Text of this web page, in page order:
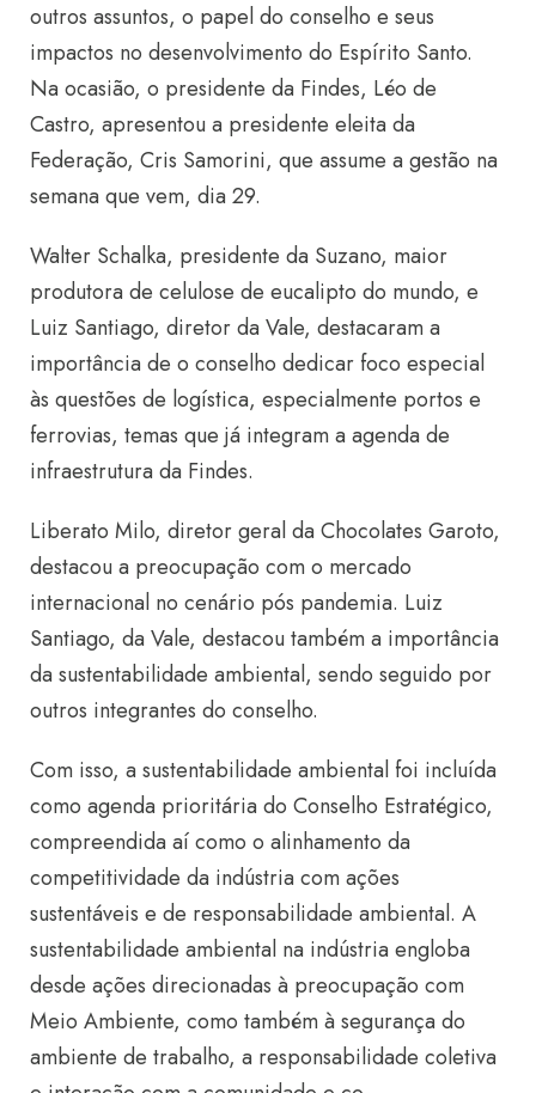
outros assuntos, o papel do conselho e seus
impactos no desenvolvimento do Espírito Santo.
Na ocasião, o presidente da Findes, Léo de
Castro, apresentou a presidente eleita da
Federação, Cris Samorini, que assume a gestão na
semana que vem, dia 29.
Walter Schalka, presidente da Suzano, maior
produtora de celulose de eucalipto do mundo, e
Luiz Santiago, diretor da Vale, destacaram a
importância de o conselho dedicar foco especial
às questões de logística, especialmente portos e
ferrovias, temas que já integram a agenda de
infraestrutura da Findes.
Liberato Milo, diretor geral da Chocolates Garoto,
destacou a preocupação com o mercado
internacional no cenário pós pandemia. Luiz
Santiago, da Vale, destacou também a importância
da sustentabilidade ambiental, sendo seguido por
outros integrantes do conselho.
Com isso, a sustentabilidade ambiental foi incluída
como agenda prioritária do Conselho Estratégico,
compreendida aí como o alinhamento da
competitividade da indústria com ações
sustentáveis e de responsabilidade ambiental. A
sustentabilidade ambiental na indústria engloba
desde ações direcionadas à preocupação com
Meio Ambiente, como também à segurança do
ambiente de trabalho, a responsabilidade coletiva